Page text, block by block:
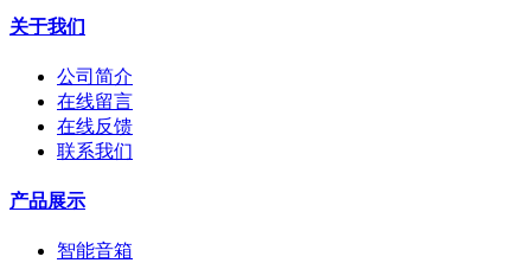
关于我们
公司简介
在线留言
在线反馈
联系我们
产品展示
智能音箱